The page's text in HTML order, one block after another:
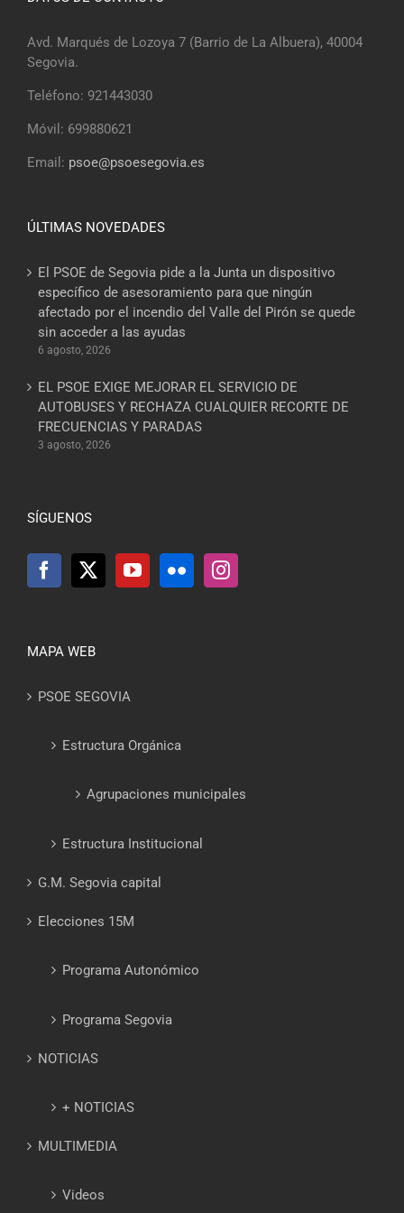
Avd. Marqués de Lozoya 7 (Barrio de La Albuera), 40004
Segovia.
Teléfono: 921443030
Móvil: 699880621
Email: psoe@psoesegovia.es
ÚLTIMAS NOVEDADES
El PSOE de Segovia pide a la Junta un dispositivo
específico de asesoramiento para que ningún
afectado por el incendio del Valle del Pirón se quede
sin acceder a las ayudas
6 agosto, 2026
EL PSOE EXIGE MEJORAR EL SERVICIO DE
AUTOBUSES Y RECHAZA CUALQUIER RECORTE DE
FRECUENCIAS Y PARADAS
3 agosto, 2026
SÍGUENOS
MAPA WEB
PSOE SEGOVIA
Estructura Orgánica
Agrupaciones municipales
Estructura Institucional
G.M. Segovia capital
Elecciones 15M
Programa Autonómico
Programa Segovia
NOTICIAS
+ NOTICIAS
MULTIMEDIA
Videos